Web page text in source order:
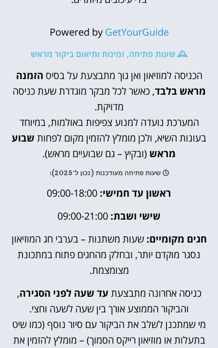
Powered by GetYourGuide
🕰️ שעות פתיחה, זמינות ותיאום ביקור מראש
הכניסה למוזיאון ואן גוך מתבצעת על בסיס הזמנה
מראש בלבד, כאשר לכל מבקר מוגדרת שעת כניסה
מדויקת.
המערכת נועדה למנוע צפיפות באולמות, במיוחד
בעונות השיא, ולכן מומלץ להזמין מקום לפחות שבוע
מראש (ובקיץ – גם שבועיים מראש).
🕓 שעות פתיחה מעודכנות (נכון ל־2025):
ראשון עד חמישי:
שישי ושבת:
חגים מקומיים: שעות משתנות – בערבי חג המוזיאון
נסגר מוקדם יותר, ובחלק מהחגים פתוח במתכונת
מצומצמת.
כניסה אחרונה מתבצעת עד שעה לפני הסגירה,
והביקור הממוצע אורך בין שעה לשעה וחצי.
מי שמתכנן לשלב את הביקור עם סיור נוסף (כמו שיט
בתעלות או מוזיאון רייקס הסמוך) – מומלץ להזמין את